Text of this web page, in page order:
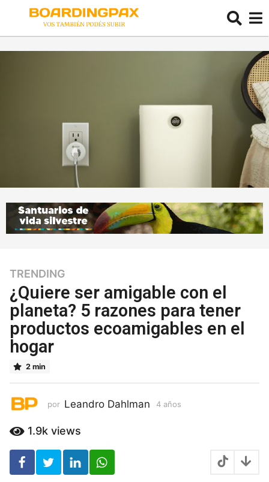
4
a
ñ
o
s
4
a
ñ
TRENDING
¿Quiere ser amigable con el
planeta? 5 razones para tener
productos ecoamigables en el
hogar
2 min
por Leandro Dahlman 4 años
1.9k views